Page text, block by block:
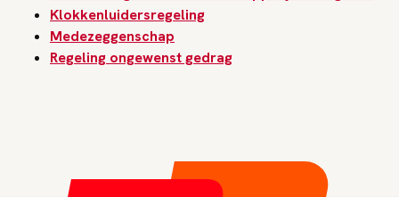
Klokkenluidersregeling
Medezeggenschap
Regeling ongewenst gedrag